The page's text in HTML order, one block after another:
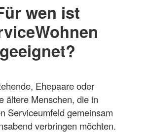
wen ist
geeignet?
Ehepaare oder
ältere Menschen, die in
Serviceumfeld gemeinsam
verbringen möchten.